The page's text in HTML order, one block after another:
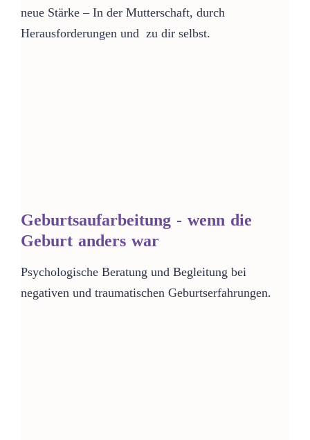
neue Stärke – In der Mutterschaft, durch
Herausforderungen und zu dir selbst.
Geburtsaufarbeitung - wenn die
Geburt anders war
Psychologische Beratung und Begleitung bei
negativen und traumatischen Geburtserfahrungen.